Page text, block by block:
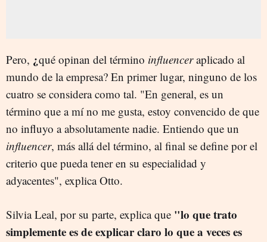
Pero, ¿qué opinan del término influenceraplicado al
mundo de la empresa? En primer lugar, ninguno de los
cuatro se considera como tal. "En general, es un
término que a mí no me gusta, estoy convencido de que
no influyo a absolutamente nadie. Entiendo que un
influencer, más allá del término, al final se define por el
criterio que pueda tener en su especialidad y
adyacentes", explica Otto.
Silvia Leal, por su parte, explica que "lo que trato
simplemente es de explicar claro lo que a veces es